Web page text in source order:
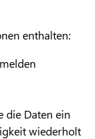
enthalten:
die Daten ein
wiederholt